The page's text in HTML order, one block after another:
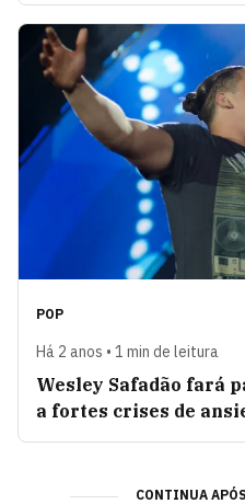
POP
Há 2 anos • 1 min de leitura
Wesley Safadão fará
a fortes crises de
CONTINUA